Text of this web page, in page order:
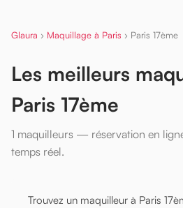
Glaura › Maquillage à Paris › Paris 17ème
Les meilleurs
Paris 17ème
1 maquilleurs — réservation en
temps réel.
Trouvez un maquilleur à Paris